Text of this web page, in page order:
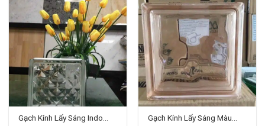
Gạch Kính Lấy Sáng Indo
Gạch Kính Lấy Sáng Màu